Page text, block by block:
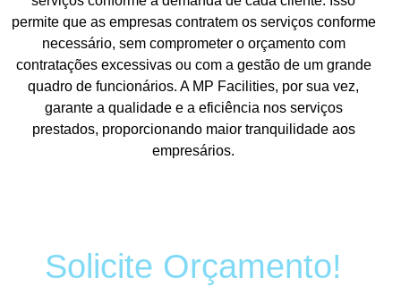
permite que as empresas contratem os serviços conforme
necessário, sem comprometer o orçamento com
contratações excessivas ou com a gestão de um grande
quadro de funcionários. A MP Facilities, por sua vez,
garante a qualidade e a eficiência nos serviços
prestados, proporcionando maior tranquilidade aos
empresários.
Solicite Orçamento!